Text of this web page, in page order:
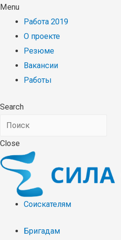
Menu
Работа 2019
О проекте
Резюме
Вакансии
Работы
Search
Close
Соискателям
Бригадам